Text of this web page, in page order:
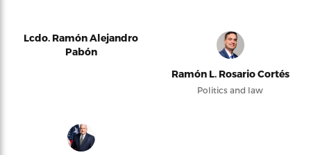
Lcdo. Ramón Alejandro
Pabón
Ramón L. Rosario Cortés
Politics and law